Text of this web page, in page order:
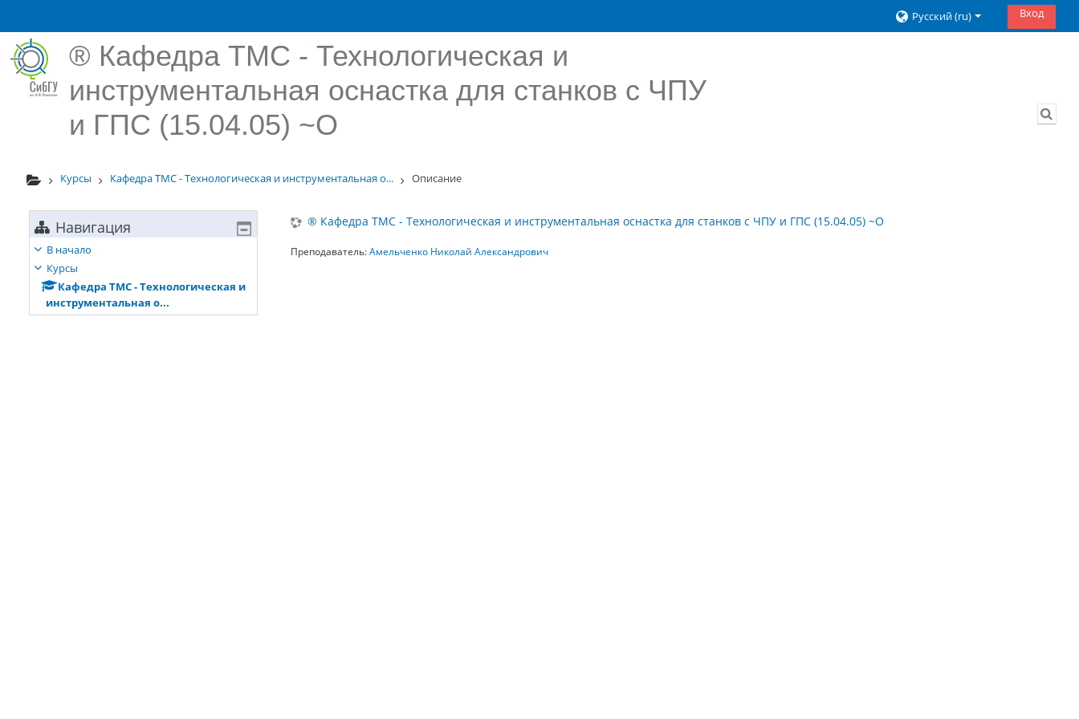
Русский ‎(ru)‎ Вход
® Кафедра ТМС - Технологическая и
инструментальная оснастка для станков с ЧПУ
и ГПС (15.04.05) ~О
Курсы Кафедра ТМС - Технологическая и инструментальная о... Описание
® Кафедра ТМС - Технологическая и инструментальная оснастка для станков с ЧПУ и ГПС (15.04.05) ~О
Преподаватель:Амельченко Николай Александрович
Навигация
В начало
Курсы
Кафедра ТМС - Технологическая и
инструментальная о...